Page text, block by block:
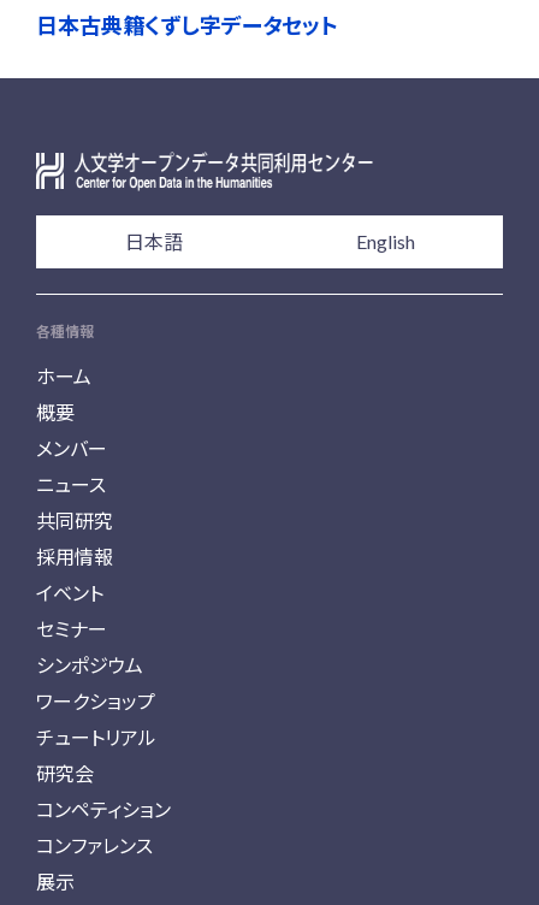
日本古典籍くずし字データセット
日本語 English
各種情報
ホーム
概要
メンバー
ニュース
共同研究
採用情報
イベント
セミナー
シンポジウム
ワークショップ
チュートリアル
研究会
コンペティション
コンファレンス
展示